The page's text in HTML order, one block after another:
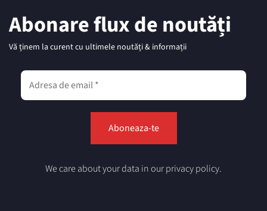
Abonare flux de noutăți
Vă ținem la curent cu ultimele noutăți & informații
We care about your data in our privacy policy.